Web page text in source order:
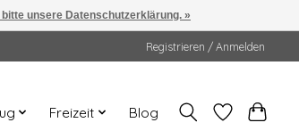
Registrieren / Anmelden
Freizeit Blog
unsere Datenschutzerklärung. »